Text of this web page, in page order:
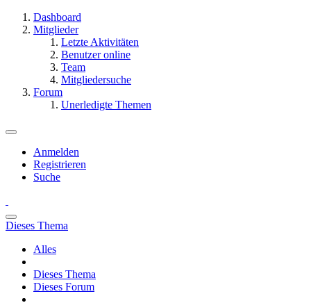
Dashboard
Mitglieder
Letzte Aktivitäten
Benutzer online
Team
Mitgliedersuche
Forum
Unerledigte Themen
Anmelden
Registrieren
Suche
Dieses Thema
Alles
Dieses Thema
Dieses Forum